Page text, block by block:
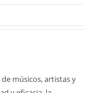
músicos, artistas y